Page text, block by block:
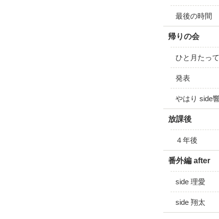
最後の時間
帰りの会
ひと月たっ
発表
やはり side
放課後
４年後
番外編 after
side 理愛
side 翔太